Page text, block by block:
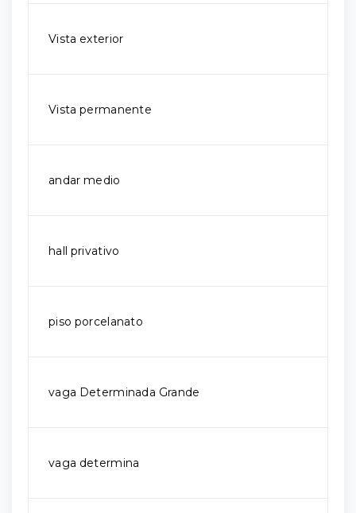
Vista exterior
Vista permanente
andar medio
hall privativo
piso porcelanato
vaga Determinada Grande
vaga determina